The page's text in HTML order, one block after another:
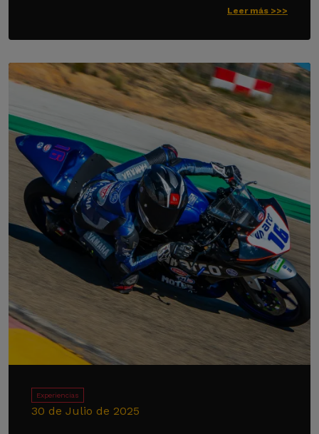
Leer más >>>
Experiencias
30 de Julio de 2025